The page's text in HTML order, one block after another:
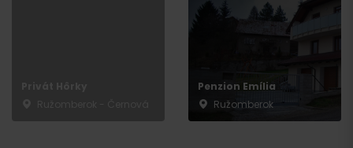
Penzion Emília
Ružomberok